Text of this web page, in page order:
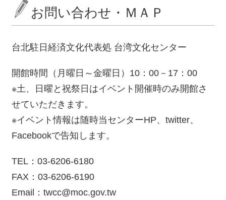
台
湾
化
セ
タ
つ
新
情
と
お問い合わせ・ＭＡＰ
台北駐日経済文化代表処 台湾文化センター
開館時間（月曜日～金曜日） 10 ： 00 － 17 ： 00
※土、日曜と祝祭日はイベント開催時のみ開館さ
せていただきます。
※イベント情報は随時当センターHP、 twitter、
Facebookで告知します。
TEL ： 03-6206-6180
FAX ： 03-6206-6190
Email
： twcc@moc.gov.tw